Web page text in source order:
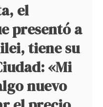
el
presentó a
tiene su
«Mi
nuevo